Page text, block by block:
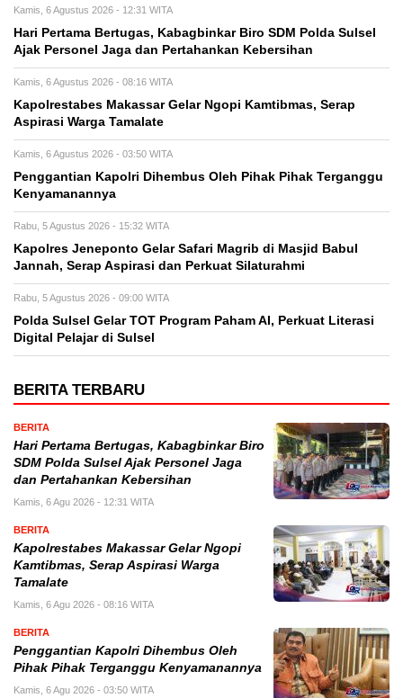
Kamis, 6 Agustus 2026 - 12:31 WITA
Hari Pertama Bertugas, Kabagbinkar Biro SDM Polda Sulsel
Ajak Personel Jaga dan Pertahankan Kebersihan
Kamis, 6 Agustus 2026 - 08:16 WITA
Kapolrestabes Makassar Gelar Ngopi Kamtibmas, Serap
Aspirasi Warga Tamalate
Kamis, 6 Agustus 2026 - 03:50 WITA
Penggantian Kapolri Dihembus Oleh Pihak Pihak Terganggu
Kenyamanannya
Rabu, 5 Agustus 2026 - 15:32 WITA
Kapolres Jeneponto Gelar Safari Magrib di Masjid Babul
Jannah, Serap Aspirasi dan Perkuat Silaturahmi
Rabu, 5 Agustus 2026 - 09:00 WITA
Polda Sulsel Gelar TOT Program Paham AI, Perkuat Literasi
Digital Pelajar di Sulsel
BERITA TERBARU
BERITA
Hari Pertama Bertugas, Kabagbinkar Biro
SDM Polda Sulsel Ajak Personel Jaga
dan Pertahankan Kebersihan
Kamis, 6 Agu 2026 - 12:31 WITA
BERITA
Kapolrestabes Makassar Gelar Ngopi
Kamtibmas, Serap Aspirasi Warga
Tamalate
Kamis, 6 Agu 2026 - 08:16 WITA
BERITA
Penggantian Kapolri Dihembus Oleh
Pihak Pihak Terganggu Kenyamanannya
Kamis, 6 Agu 2026 - 03:50 WITA